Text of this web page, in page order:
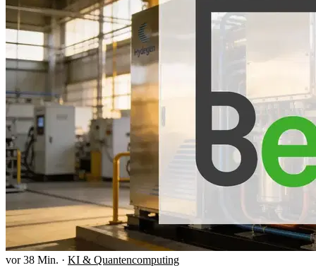
vor 38 Min. · KI & Quantencomputing